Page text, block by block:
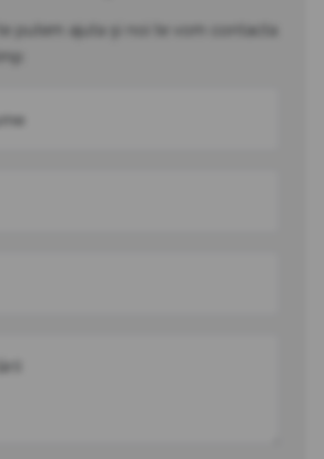
putem ajuta și noi te vom contacta